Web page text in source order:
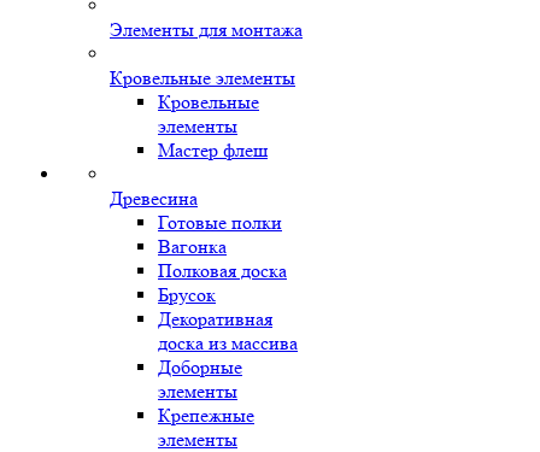
Элементы для монтажа
Кровельные элементы
Кровельные
элементы
Мастер флеш
Древесина
Готовые полки
Вагонка
Полковая доска
Брусок
Декоративная
доска из массива
Доборные
элементы
Крепежные
элементы